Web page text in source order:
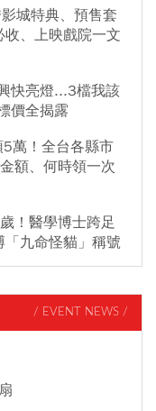
城特典、預售套
、上映戲院一文
快亮燈...3檔我該
價全揭露
萬！全台各縣市
額、何時領一次
！醫學博士跨足
九命怪貓」稱號
/ EVENT NEWS /